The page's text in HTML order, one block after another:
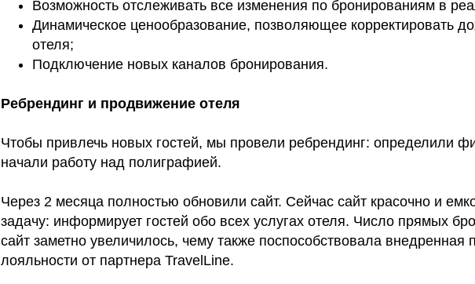
Возможность отслеживать все изменения по бронированиям в
Динамическое ценообразование, позволяющее корректировать
отеля;
Подключение новых каналов бронирования.
Ребрендинг и продвижение отеля
Чтобы привлечь новых гостей, мы провели ребрендинг: определили
начали работу над полиграфией.
Через 2 месяца полностью обновили сайт. Сейчас сайт красочно и
задачу: информирует гостей обо всех услугах отеля. Число прямых
сайт заметно увеличилось, чему также поспособствовала внедренная
лояльности от партнера TravelLine.